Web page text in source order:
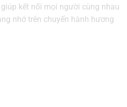
kết nối mọi người cùng nhau
nhớ trên chuyến hành hương